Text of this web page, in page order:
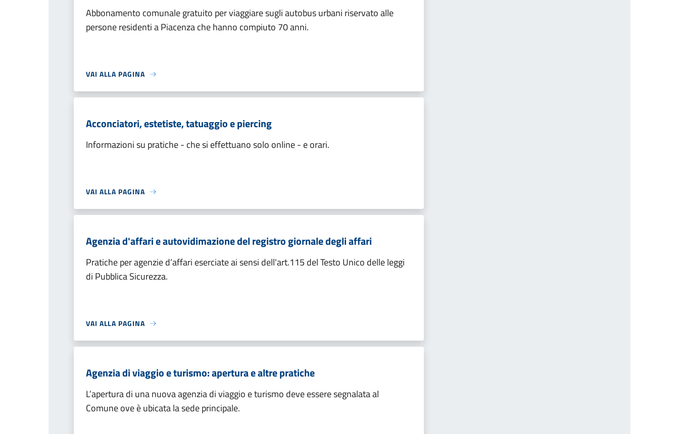
Abbonamento comunale gratuito per viaggiare sugli autobus urbani riservato alle
persone residenti a Piacenza che hanno compiuto 70 anni.
VAI ALLA PAGINA
Acconciatori, estetiste, tatuaggio e piercing
Informazioni su pratiche - che si effettuano solo online - e orari.
VAI ALLA PAGINA
Agenzia d'affari e autovidimazione del registro giornale degli affari
Pratiche per agenzie d’affari eserciate ai sensi dell'art.115 del Testo Unico delle leggi
di Pubblica Sicurezza.
VAI ALLA PAGINA
Agenzia di viaggio e turismo: apertura e altre pratiche
L’apertura di una nuova agenzia di viaggio e turismo deve essere segnalata al
Comune ove è ubicata la sede principale.